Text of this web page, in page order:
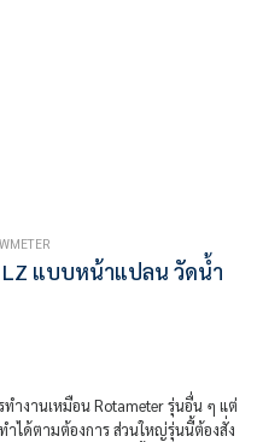
LZ แบบหน้าแปลน วัดน้ำ
ำงานเหมือน Rotameter รุ่นอื่น ๆ แต่
ำได้ตามต้องการ ส่วนใหญ่รุ่นนี้ต้องสั่ง